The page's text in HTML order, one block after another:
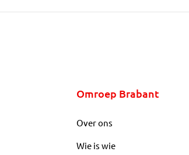
Omroep Brabant
Over ons
Wie is wie